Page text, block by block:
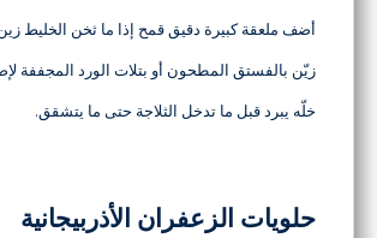
أضف ملعقة كبيرة دقيق قمح إذا ما ثخن الخليط
زيّن بالفستق المطحون أو بتلات الورد المجففة
خلّه يبرد قبل ما تدخل الثلاجة حتى ما يتشقق.
حلويات الزعفران الأذربيجانية